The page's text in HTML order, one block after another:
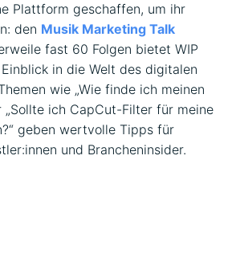
Plattform geschaffen, um ihr
den Musik Marketing Talk
fast 60 Folgen bietet WIP
in die Welt des digitalen
wie „Wie finde ich meinen
„Sollte ich CapCut-Filter für meine
geben wertvolle Tipps für
und Brancheninsider.